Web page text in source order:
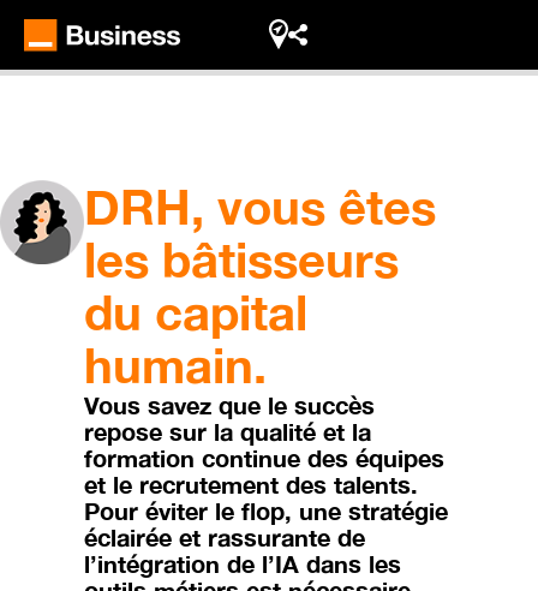
DRH, vous êtes
les bâtisseurs
du capital
humain.
Vous savez que le succès
repose sur la qualité et la
formation continue des équipes
et le recrutement des talents.
Pour éviter le flop, une stratégie
éclairée et rassurante de
l’intégration de l’IA dans les